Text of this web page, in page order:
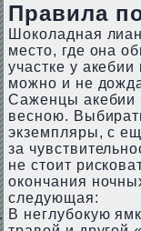
Правила
Шоколадная
место, где она
участке у
можно и не
Саженцы акебии
весною.
экземпляры, с
за
не стоит
окончания
следующая:
В неглубокую